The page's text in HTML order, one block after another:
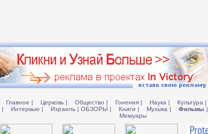
Главное | Церковь | Общество | Гонения | Наука | Культура |
| Интервью | Израиль | ОБЗОРЫ | Книги | Музыка | Фильмы |
Мемуары